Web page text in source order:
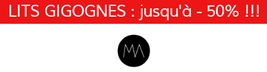
LITS GIGOGNES : jusqu'à - 50% !!!